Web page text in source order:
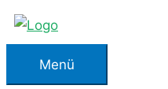
Zum
springenMenü
Menü